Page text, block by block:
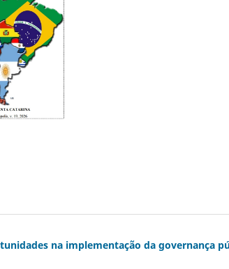
na implementação da governança